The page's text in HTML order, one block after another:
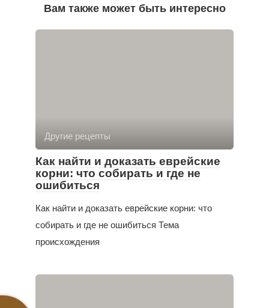
Вам также может быть интересно
Другие рецепты
Как найти и доказать еврейские
корни: что собирать и где не
ошибиться
Как найти и доказать еврейские корни: что
собирать и где не ошибиться Тема
происхождения